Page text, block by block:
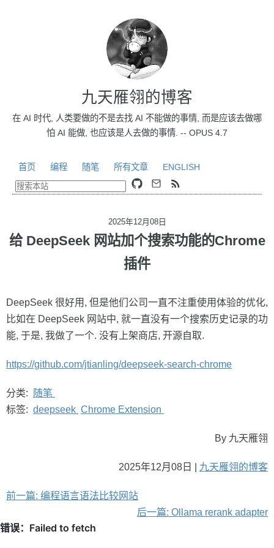
九天雁翎的博客
在 AI 时代, 人类要做的不是去找 AI 不能做的事情, 而是应该去做哪
怕 AI 能做, 也应该是人去做的事情. -- OPUS 4.7
首页 编程 随笔 所有文章 ENGLISH
2025年12月08日
给 DeepSeek 网站加个搜索功能的Chrome
插件
DeepSeek 很好用, 但是他们公司一直不注重使用体验的优化,
比如在 DeepSeek 网站中, 就一直没有一个搜索历史记录的功
能, 于是, 我做了一个. 没有上架商店, 开源自取.
https://github.com/jtianling/deepseek-search-chrome
分类:
随笔
标签: deepseek Chrome Extension
By 九天雁翎
2025年12月08日 | 九天雁翎的博客
前一篇: 编程语言语法比较网站
后一篇: Ollama rerank adapter